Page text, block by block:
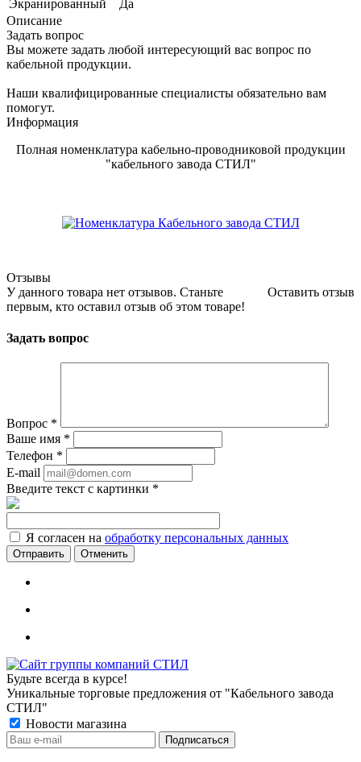
Экранированный
Да
Описание
Задать вопрос
Вы можете задать любой интересующий вас вопрос по
кабельной продукции.
Наши квалифицированные специалисты обязательно вам
помогут.
Информация
Полная номенклатура кабельно-проводниковой продукции
"кабельного завода СТИЛ"
Отзывы
Оставить отзыв
У данного товара нет отзывов. Станьте
первым, кто оставил отзыв об этом товаре!
Задать вопрос
Вопрос *
Ваше имя *
Телефон *
E-mail
Введите текст с картинки *
Я согласен на обработку персональных данных
Отменить
Будьте всегда в курсе!
Уникальные торговые предложения от "Кабельного завода
СТИЛ"
Новости магазина